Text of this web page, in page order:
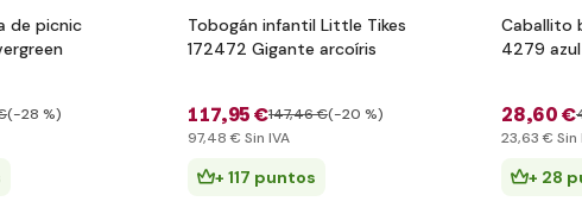
de picnic
(-28 %)
Tobogán infantil Little Tikes
172472 Gigante arcoíris
117,95 €147,46 €(-20 %)
97,48 € Sin IVA
+ 117 puntos
Caballito
4279 azul
28,60 €
23,63 € Sin
+ 28